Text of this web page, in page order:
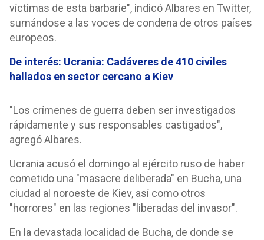
víctimas de esta barbarie", indicó Albares en Twitter,
sumándose a las voces de condena de otros países
europeos.
De interés: Ucrania: Cadáveres de 410 civiles
hallados en sector cercano a Kiev
"Los crímenes de guerra deben ser investigados
rápidamente y sus responsables castigados",
agregó Albares.
Ucrania acusó el domingo al ejército ruso de haber
cometido una "masacre deliberada" en Bucha, una
ciudad al noroeste de Kiev, así como otros
"horrores" en las regiones "liberadas del invasor".
En la devastada localidad de Bucha, de donde se